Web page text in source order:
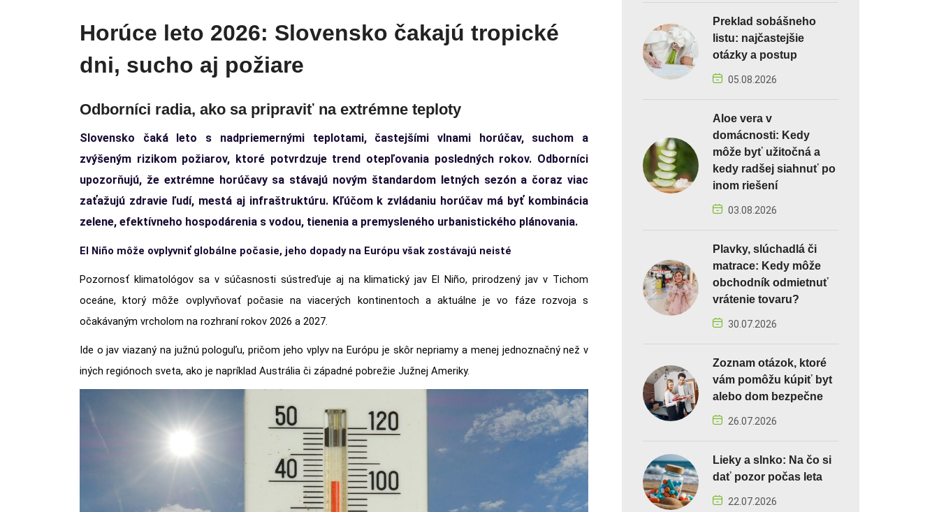
Horúce leto 2026: Slovensko čakajú tropické
dni, sucho aj požiare
Odborníci radia, ako sa pripraviť na extrémne teploty
Slovensko čaká leto s nadpriemernými teplotami, častejšími vlnami horúčav, suchom a
zvýšeným rizikom požiarov, ktoré potvrdzuje trend otepľovania posledných rokov. Odborníci
upozorňujú, že extrémne horúčavy sa stávajú novým štandardom letných sezón a čoraz viac
zaťažujú zdravie ľudí, mestá aj infraštruktúru. Kľúčom k zvládaniu horúčav má byť kombinácia
zelene, efektívneho hospodárenia s vodou, tienenia a premysleného urbanistického plánovania.
El Niño môže ovplyvniť globálne počasie, jeho dopady na Európu však zostávajú neisté
Pozornosť klimatológov sa v súčasnosti sústreďuje aj na klimatický jav El Niño, prirodzený jav v Tichom
oceáne, ktorý môže ovplyvňovať počasie na viacerých kontinentoch a aktuálne je vo fáze rozvoja s
očakávaným vrcholom na rozhraní rokov 2026 a 2027.
Ide o jav viazaný na južnú pologuľu, pričom jeho vplyv na Európu je skôr nepriamy a menej jednoznačný než v
iných regiónoch sveta, ako je napríklad Austrália či západné pobrežie Južnej Ameriky.
Preklad sobášneho
listu: najčastejšie
otázky a postup
05.08.2026
Aloe vera v
domácnosti: Kedy
môže byť užitočná a
kedy radšej siahnuť po
inom riešení
03.08.2026
Plavky, slúchadlá či
matrace: Kedy môže
obchodník odmietnuť
vrátenie tovaru?
30.07.2026
Zoznam otázok, ktoré
vám pomôžu kúpiť byt
alebo dom bezpečne
26.07.2026
Lieky a slnko: Na čo si
dať pozor počas leta
22.07.2026